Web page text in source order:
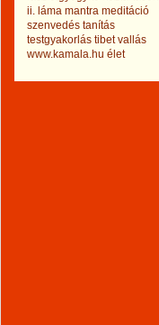
ii. láma mantra meditáció
szenvedés tanítás
testgyakorlás tibet vallás
www.kamala.hu élet